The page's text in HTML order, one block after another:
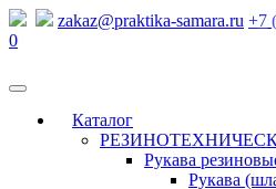
zakaz@praktika-samara.ru +7 (
0
Каталог
Рукава
Рукава